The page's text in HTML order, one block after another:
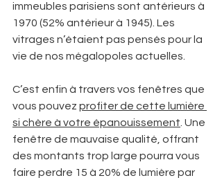
immeubles parisiens sont antérieurs à
1970 (52% antérieur à 1945). Les
vitrages n’étaient pas pensés pour la
vie de nos mégalopoles actuelles.
C’est enfin à travers vos fenêtres que
vous pouvez profiter de cette lumière
si chère à votre épanouissement . Une
fenêtre de mauvaise qualité, offrant
des montants trop large pourra vous
faire perdre 15 à 20% de lumière par